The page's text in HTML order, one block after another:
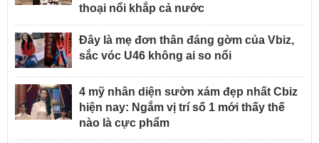
thoại nổi khắp cả nước
Đây là mẹ đơn thân đáng gờm của Vbiz,
sắc vóc U46 không ai so nổi
4 mỹ nhân diện sườn xám đẹp nhất Cbiz
hiện nay: Ngắm vị trí số 1 mới thấy thế
nào là cực phẩm